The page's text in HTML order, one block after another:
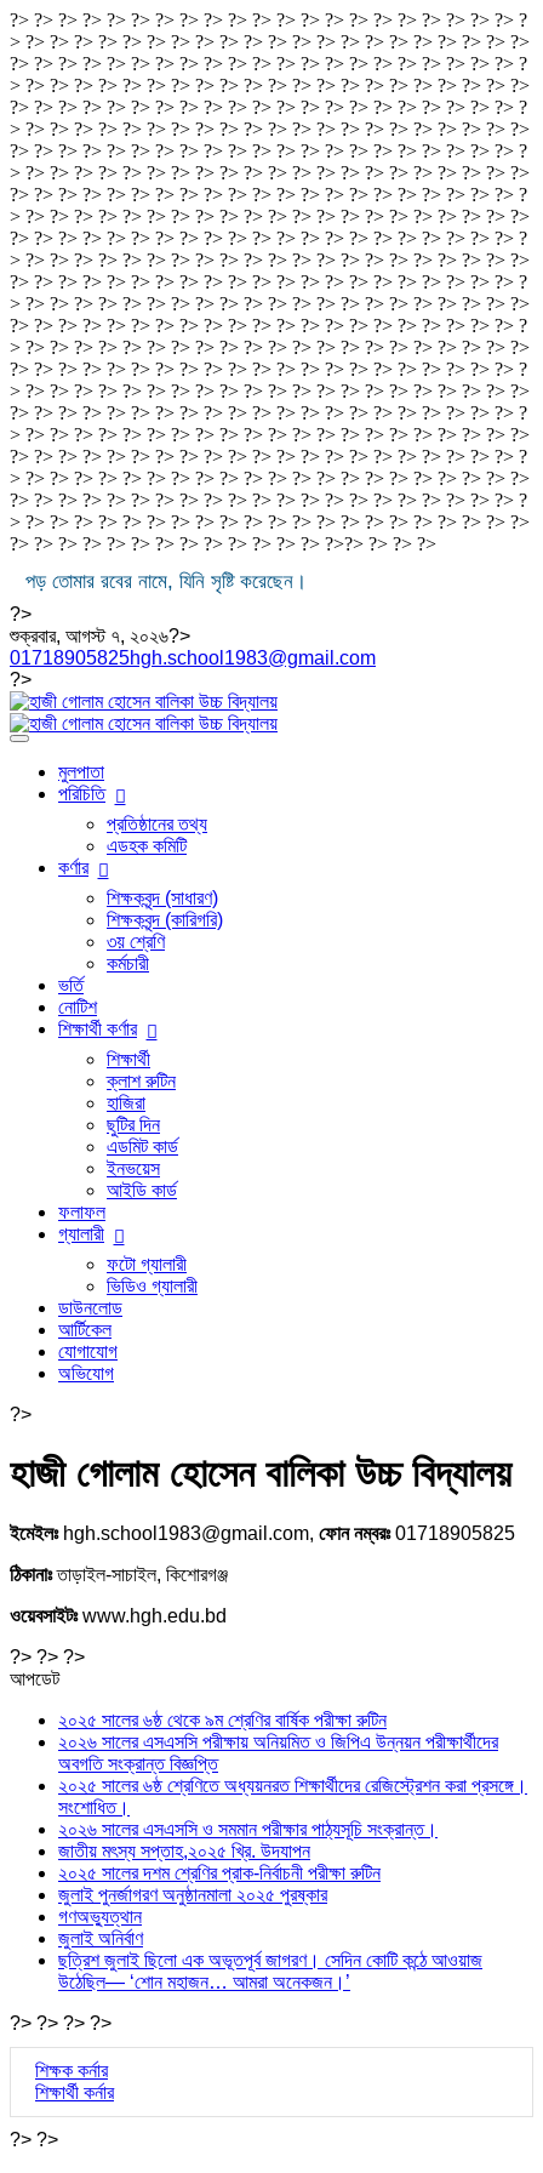
?> ?> ?> ?> ?> ?> ?> ?> ?> ?> ?> ?> ?> ?> ?> ?> ?> ?> ?> ?> ?> ?
> ?> ?> ?> ?> ?> ?> ?> ?> ?> ?> ?> ?> ?> ?> ?> ?> ?> ?> ?> ?> ?>
?> ?> ?> ?> ?> ?> ?> ?> ?> ?> ?> ?> ?> ?> ?> ?> ?> ?> ?> ?> ?> ?
> ?> ?> ?> ?> ?> ?> ?> ?> ?> ?> ?> ?> ?> ?> ?> ?> ?> ?> ?> ?> ?>
?> ?> ?> ?> ?> ?> ?> ?> ?> ?> ?> ?> ?> ?> ?> ?> ?> ?> ?> ?> ?> ?
> ?> ?> ?> ?> ?> ?> ?> ?> ?> ?> ?> ?> ?> ?> ?> ?> ?> ?> ?> ?> ?>
?> ?> ?> ?> ?> ?> ?> ?> ?> ?> ?> ?> ?> ?> ?> ?> ?> ?> ?> ?> ?> ?
> ?> ?> ?> ?> ?> ?> ?> ?> ?> ?> ?> ?> ?> ?> ?> ?> ?> ?> ?> ?> ?>
?> ?> ?> ?> ?> ?> ?> ?> ?> ?> ?> ?> ?> ?> ?> ?> ?> ?> ?> ?> ?> ?
> ?> ?> ?> ?> ?> ?> ?> ?> ?> ?> ?> ?> ?> ?> ?> ?> ?> ?> ?> ?> ?>
?> ?> ?> ?> ?> ?> ?> ?> ?> ?> ?> ?> ?> ?> ?> ?> ?> ?> ?> ?> ?> ?
> ?> ?> ?> ?> ?> ?> ?> ?> ?> ?> ?> ?> ?> ?> ?> ?> ?> ?> ?> ?> ?>
?> ?> ?> ?> ?> ?> ?> ?> ?> ?> ?> ?> ?> ?> ?> ?> ?> ?> ?> ?> ?> ?
> ?> ?> ?> ?> ?> ?> ?> ?> ?> ?> ?> ?> ?> ?> ?> ?> ?> ?> ?> ?> ?>
?> ?> ?> ?> ?> ?> ?> ?> ?> ?> ?> ?> ?> ?> ?> ?> ?> ?> ?> ?> ?> ?
> ?> ?> ?> ?> ?> ?> ?> ?> ?> ?> ?> ?> ?> ?> ?> ?> ?> ?> ?> ?> ?>
?> ?> ?> ?> ?> ?> ?> ?> ?> ?> ?> ?> ?> ?> ?> ?> ?> ?> ?> ?> ?> ?
> ?> ?> ?> ?> ?> ?> ?> ?> ?> ?> ?> ?> ?> ?> ?> ?> ?> ?> ?> ?> ?>
?> ?> ?> ?> ?> ?> ?> ?> ?> ?> ?> ?> ?> ?> ?> ?> ?> ?> ?> ?> ?> ?
> ?> ?> ?> ?> ?> ?> ?> ?> ?> ?> ?> ?> ?> ?> ?> ?> ?> ?> ?> ?> ?>
?> ?> ?> ?> ?> ?> ?> ?> ?> ?> ?> ?> ?> ?> ?> ?> ?> ?> ?> ?> ?> ?
> ?> ?> ?> ?> ?> ?> ?> ?> ?> ?> ?> ?> ?> ?> ?> ?> ?> ?> ?> ?> ?>
?> ?> ?> ?> ?> ?> ?> ?> ?> ?> ?> ?> ?> ?> ?> ?> ?> ?> ?> ?> ?> ?
> ?> ?> ?> ?> ?> ?> ?> ?> ?> ?> ?> ?> ?> ?> ?> ?> ?> ?> ?> ?> ?>
?> ?> ?> ?> ?> ?> ?> ?> ?> ?> ?> ?> ?> ?>?> ?> ?> ?>
পড় তোমার রবের নামে, যিনি সৃষ্টি করেছেন।
?>
শুক্রবার, আগস্ট ৭, ২০২৬?>
01718905825hgh.school1983@gmail.com
?>
মুলপাতা
পরিচিতি
প্রতিষ্ঠানের তথ্য
এডহক কমিটি
কর্ণার
শিক্ষকবৃন্দ (সাধারণ)
শিক্ষকবৃন্দ (কারিগরি)
৩য় শ্রেণি
কর্মচারী
ভর্তি
নোটিশ
শিক্ষার্থী কর্ণার
শিক্ষার্থী
ক্লাশ রুটিন
হাজিরা
ছুটির দিন
এডমিট কার্ড
ইনভয়েস
আইডি কার্ড
ফলাফল
গ্যালারী
ফটো গ্যালারী
ভিডিও গ্যালারী
ডাউনলোড
আর্টিকেল
যোগাযোগ
অভিযোগ
?>
হাজী গোলাম হোসেন বালিকা উচ্চ বিদ্যালয়
ইমেইলঃhgh.school1983@gmail.com, ফোন নম্বরঃ01718905825
ঠিকানাঃতাড়াইল-সাচাইল, কিশোরগঞ্জ
ওয়েবসাইটঃwww.hgh.edu.bd
?> ?> ?>
আপডেট
২০২৫ সালের ৬ষ্ঠ থেকে ৯ম শ্রেণির বার্ষিক পরীক্ষা রুটিন
২০২৬ সালের এসএসসি পরীক্ষায় অনিয়মিত ও জিপিএ উন্নয়ন পরীক্ষার্থীদের
অবগতি সংক্রান্ত বিজ্ঞপ্তি
২০২৫ সালের ৬ষ্ঠ শ্রেণিতে অধ্যয়নরত শিক্ষার্থীদের রেজিস্ট্রেশন করা প্রসঙ্গে।
সংশোধিত।
২০২৬ সালের এসএসসি ও সমমান পরীক্ষার পাঠ্যসূচি সংক্রান্ত।
জাতীয় মৎস্য সপ্তাহ,২০২৫ খ্রি. উদযাপন
২০২৫ সালের দশম শ্রেণির প্রাক-নির্বাচনী পরীক্ষা রুটিন
জুলাই পুনর্জাগরণ অনুষ্ঠানমালা ২০২৫ পুরষ্কার
গণঅভ্যুত্থান
জুলাই অনির্বাণ
ছত্রিশ জুলাই ছিলো এক অভূতপূর্ব জাগরণ। সেদিন কোটি কন্ঠে আওয়াজ
উঠেছিল— ‘শোন মহাজন… আমরা অনেকজন।’
?> ?> ?> ?>
শিক্ষক কর্নার
শিক্ষার্থী কর্নার
?> ?>